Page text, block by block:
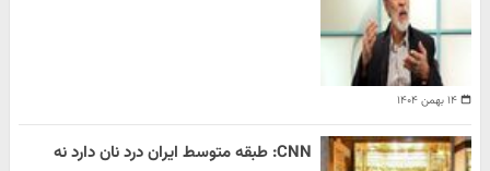
۱۴ بهمن ۱۴۰۴
CNN: طبقه متوسط ایران درد نان دارد نه